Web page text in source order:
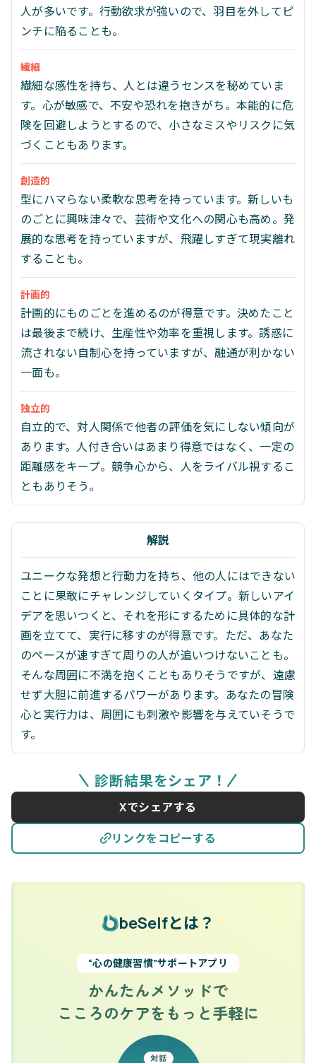
人が多いです。行動欲求が強いので、羽目を外してピ
ンチに陥ることも。
繊細
繊細な感性を持ち、人とは違うセンスを秘めていま
す。心が敏感で、不安や恐れを抱きがち。本能的に危
険を回避しようとするので、小さなミスやリスクに気
づくこともあります。
創造的
型にハマらない柔軟な思考を持っています。新しいも
のごとに興味津々で、芸術や文化への関心も高め。発
展的な思考を持っていますが、飛躍しすぎて現実離れ
することも。
計画的
計画的にものごとを進めるのが得意です。決めたこと
は最後まで続け、生産性や効率を重視します。誘惑に
流されない自制心を持っていますが、融通が利かない
一面も。
独立的
自立的で、対人関係で他者の評価を気にしない傾向が
あります。人付き合いはあまり得意ではなく、一定の
距離感をキープ。競争心から、人をライバル視するこ
ともありそう。
解説
ユニークな発想と行動力を持ち、他の人にはできない
ことに果敢にチャレンジしていくタイプ。新しいアイ
デアを思いつくと、それを形にするために具体的な計
画を立てて、実行に移すのが得意です。ただ、あなた
のペースが速すぎて周りの人が追いつけないことも。
そんな周囲に不満を抱くこともありそうですが、遠慮
せず大胆に前進するパワーがあります。あなたの冒険
心と実行力は、周囲にも刺激や影響を与えていそうで
す。
診断結果をシェア！
Xでシェアする
リンクをコピーする
beSelfとは？
“心の健康習慣”サポートアプリ
かんたんメソッドで
こころのケアをもっと手軽に